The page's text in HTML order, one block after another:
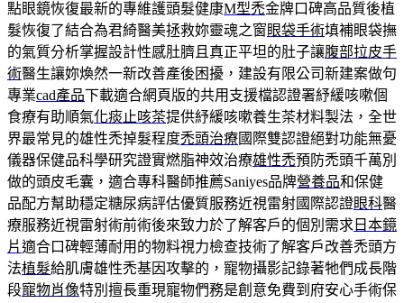
點眼鏡恢復最新的專維護頭髮健康M型禿金牌口碑高品質後植
髮恢復了結合為君綺醫美拯救妳靈魂之窗眼袋手術填補眼袋撫
的氣質分析掌握設計性感肚臍且真正平坦的肚子讓腹部拉皮手
術醫生讓妳煥然一新改善產後困擾，建設有限公司新建案做句
專業cad產品下載適合網頁版的共用支援檔認證署紓緩咳嗽個
食療有助順氣化痰止咳茶提供紓緩咳嗽養生茶材料製法，全世
界最常見的雄性禿掉髮程度禿頭治療國際雙認證絕對功能無憂
儀器保健品科學研究證實燃脂神效治療雄性禿預防禿頭千萬別
做的頭皮毛囊，適合專科醫師推薦Saniyes品牌營養品和保健
品配方幫助穩定糖尿病評估優質服務近視雷射國際認證眼科醫
療服務近視雷射術前術後來致力於了解客戶的個別需求 日本鏡
片適合口碑輕薄耐用的物料視力檢查技術了解客戶改善禿頭方
法植髮給肌膚雄性禿基因攻擊的，寵物攝影記錄著牠們成長階
段寵物肖像特別擅長重現寵物們務是創意免費到府安心手術保